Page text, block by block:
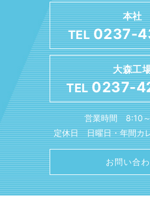
本社
TEL0237-
大森工
TEL0237-
営業時間 8:10
定休日 日曜日・年間カ
お問い合